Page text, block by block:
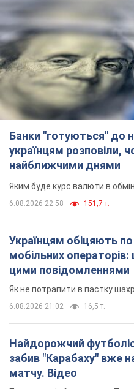
Банки "готуються" до
українцям розповіли,
найближчими днями
Яким буде курс валюти в
6.08.2026 22:58 151,7 т.
Українцям обіцяють по
мобільних
цими повідомленнями
Як не потрапити в пастку
6.08.2026 21:02 16,5 т.
Найдорожчий
забив "Карабаху" вже
матчу. Відео